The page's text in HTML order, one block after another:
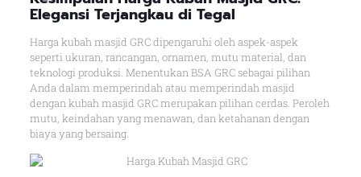
Elegansi Terjangkau di Tegal
Harga kubah masjid GRC dipengaruhi oleh aspek-aspek
seperti ukuran, rancangan, ornamen, mutu material, dan
teknologi produksi. Menentukan BSA GRC sebagai pilihan
Anda dalam memperindah atau memperindah masjid
dengan kubah masjid GRC merupakan pilihan cerdas. Peroleh
mutu, keindahan yang menawan, dan ketahanan dengan
biaya yang bersaing.